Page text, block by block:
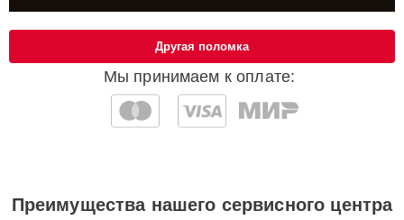
Мы принимаем к оплате:
Другая поломка
Преимущества нашего сервисного центра